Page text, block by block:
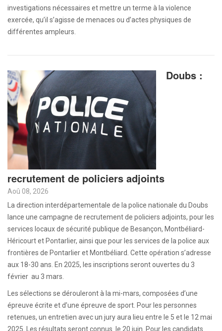
investigations nécessaires et mettre un terme à la violence
exercée, qu’il s’agisse de menaces ou d’actes physiques de
différentes ampleurs.
Doubs :
recrutement de policiers adjoints
Aoû 08, 2026
La direction interdépartementale de la police nationale du Doubs
lance une campagne de recrutement de policiers adjoints, pour les
services locaux de sécurité publique de Besançon, Montbéliard-
Héricourt et Pontarlier, ainsi que pour les services de la police aux
frontières de Pontarlier et Montbéliard. Cette opération s’adresse
aux 18-30 ans. En 2025, les inscriptions seront ouvertes du 3
février au 3 mars.
Les sélections se dérouleront à la mi-mars, composées d’une
épreuve écrite et d’une épreuve de sport. Pour les personnes
retenues, un entretien avec un jury aura lieu entre le 5 et le 12 mai
2025. Les résultats seront connus le 20 juin. Pour les candidats